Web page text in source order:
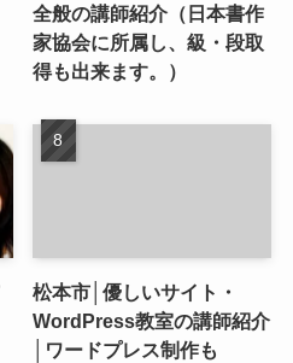
全般の講師紹介（日本書作
家協会に所属し、級・段取
得も出来ます。）
松本市│優しいサイト・
WordPress教室の講師紹介
│ワードプレス制作も